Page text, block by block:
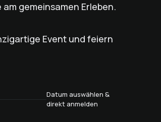
gemeinsamen Erleben.
Event und feiern
Datum auswählen &
direkt anmelden